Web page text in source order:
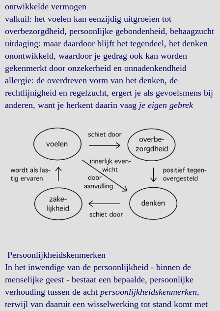
ontwikkelde vermogen
valkuil: het voelen kan eenzijdig uitgroeien tot
overbezorgdheid, persoonlijke gebondenheid, behaagzucht
uitdaging: maar daardoor blijft het tegendeel, het denken
onontwikkeld, waardoor je gedrag ook kan worden
gekenmerkt door onzekerheid en onnadenkendheid
allergie: de overdreven vorm van het denken, de
rechtlijnigheid en regelzucht, ergert je als gevoelsmens bij
anderen, want je herkent daarin vaag je eigen gebrek
Persoonlijkheidskenmerken
In het inwendige van de persoonlijkheid - binnen de
menselijke geest - bestaat een bepaalde, persoonlijke
verhouding tussen de acht persoonlijkheidskenmerken,
terwijl van daaruit een wisselwerking tot stand komt met